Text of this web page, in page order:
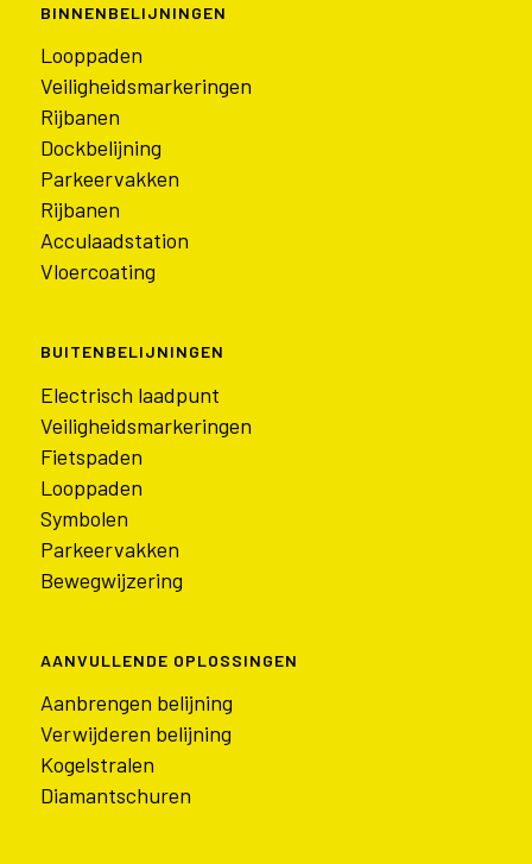
BINNENBELIJNINGEN
Looppaden
Veiligheidsmarkeringen
Rijbanen
Dockbelijning
Parkeervakken
Rijbanen
Acculaadstation
Vloercoating
BUITENBELIJNINGEN
Electrisch laadpunt
Veiligheidsmarkeringen
Fietspaden
Looppaden
Symbolen
Parkeervakken
Bewegwijzering
AANVULLENDE OPLOSSINGEN
Aanbrengen belijning
Verwijderen belijning
Kogelstralen
Diamantschuren